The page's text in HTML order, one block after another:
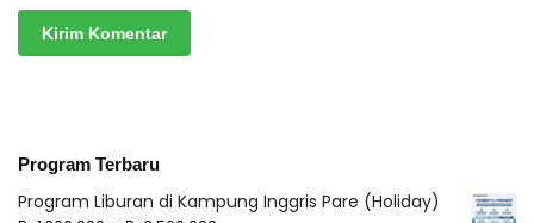
Program Terbaru
Program Liburan di Kampung Inggris Pare (Holiday)